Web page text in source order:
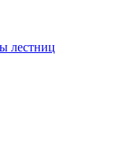
лестниц